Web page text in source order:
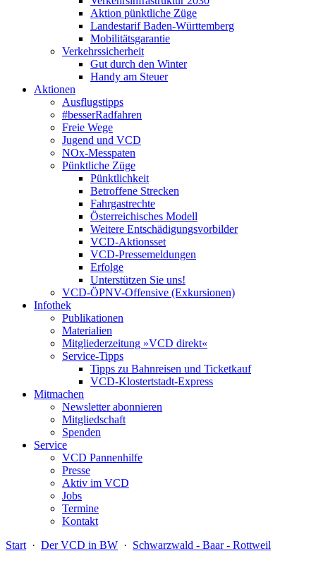
Aktion pünktliche Züge
Landestarif Baden-Württemberg
Mobilitätsgarantie
Verkehrssicherheit
Gut durch den Winter
Handy am Steuer
Aktionen
Ausflugstipps
#besserRadfahren
Freie Wege
Jugend und VCD
NOx-Messpaten
Pünktliche Züge
Pünktlichkeit
Betroffene Strecken
Fahrgastrechte
Österreichisches Modell
Weitere Entschädigungsvorbilder
VCD-Aktionsset
VCD-Pressemeldungen
Erfolge
Unterstützen Sie uns!
VCD-ÖPNV-Offensive (Exkursionen)
Infothek
Publikationen
Materialien
Mitgliederzeitung »VCD direkt«
Service-Tipps
Tipps zu Bahnreisen und Ticketkauf
VCD-Klostertstadt-Express
Mitmachen
Newsletter abonnieren
Mitgliedschaft
Spenden
Service
VCD Pannenhilfe
Presse
Aktiv im VCD
Jobs
Termine
Kontakt
Start · Der VCD in BW · Schwarzwald - Baar - Rottweil